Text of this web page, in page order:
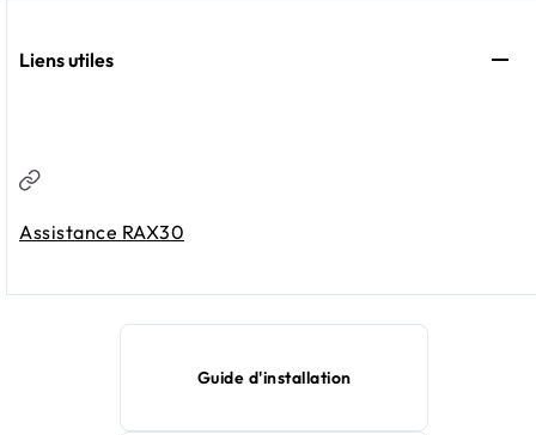
Liens utiles
Assistance RAX30
Guide d'installation